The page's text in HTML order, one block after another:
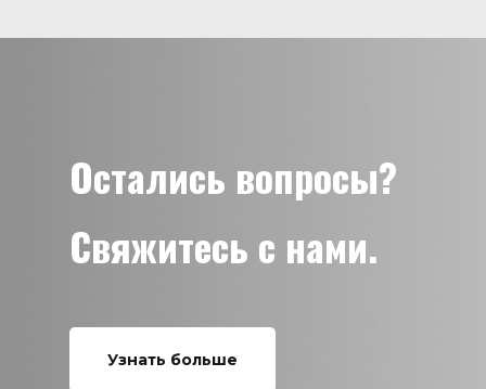
Остались вопросы?
Свяжитесь с нами.
Узнать больше